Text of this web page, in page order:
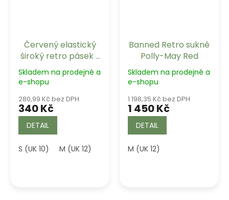
Červený elastický
široký retro pásek s
mašlí Bella Banned
Retro
Skladem na prodejně a
e-shopu
280,99 Kč bez DPH
340 Kč
DETAIL
S (UK 10) M (UK 12) L (UK 14) XL-2XL
Banned Retro sukně
Polly-May Red
Skladem na prodejně a
e-shopu
1 198,35 Kč bez DPH
1 450 Kč
DETAIL
M (UK 12)